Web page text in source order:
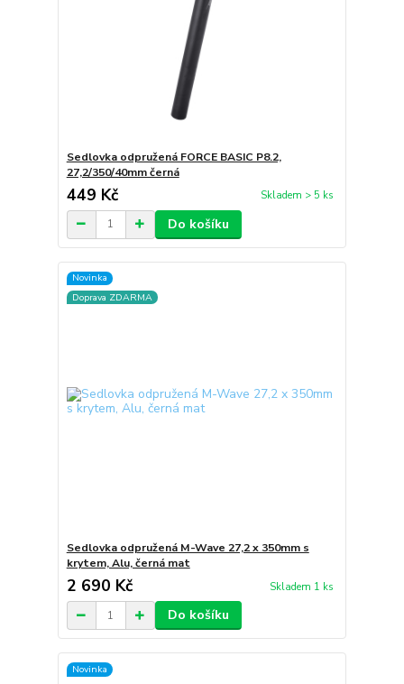
Sedlovka odpružená FORCE BASIC P8.2,
27,2/350/40mm černá
449 Kč Skladem > 5 ks
Do košíku
Novinka
Doprava ZDARMA
Sedlovka odpružená M-Wave 27,2 x 350mm s
krytem, Alu, černá mat
2 690 Kč Skladem 1 ks
Do košíku
Novinka